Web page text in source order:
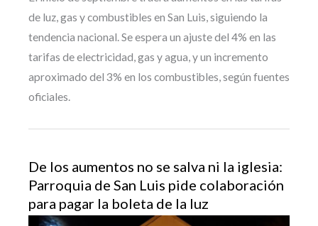
de luz, gas y combustibles en San Luis, siguiendo la
tendencia nacional. Se espera un ajuste del 4% en las
tarifas de electricidad, gas y agua, y un incremento
aproximado del 3% en los combustibles, según fuentes
oficiales.
De los aumentos no se salva ni la iglesia:
Parroquia de San Luis pide colaboración
para pagar la boleta de la luz